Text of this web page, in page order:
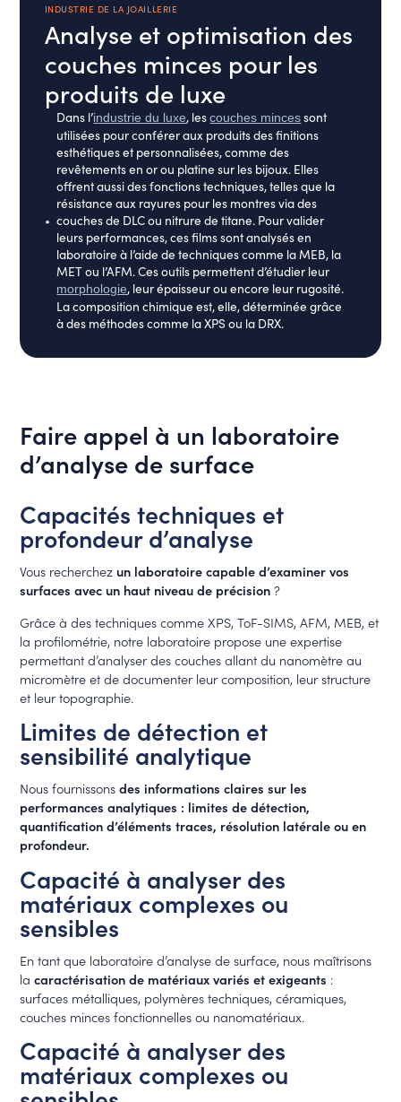
INDUSTRIE DE LA JOAILLERIE
Analyse et optimisation des
couches minces pour les
produits de luxe
Dans l’industrie du luxe, lescouches minces sont
utilisées pour conférer aux produits des finitions
esthétiques et personnalisées, comme des
revêtements en or ou platine sur les bijoux. Elles
offrent aussi des fonctions techniques, telles que la
résistance aux rayures pour les montres via des
couches de DLC ou nitrure de titane. Pour valider
leurs performances, ces films sont analysés en
laboratoire à l’aide de techniques comme la MEB, la
MET ou l’AFM. Ces outils permettent d’étudier leur
morphologie, leur épaisseur ou encore leur rugosité.
La composition chimique est, elle, déterminée grâce
à des méthodes comme la XPS ou la DRX.
Faire appel à un laboratoire
d’analyse de surface
Capacités techniques et
profondeur d’analyse
Vous recherchez un laboratoire capable d’examiner vos
surfaces avec un haut niveau de précision?
Grâce à des techniques comme XPS, ToF-SIMS, AFM, MEB, et
la profilométrie, notre laboratoire propose une expertise
permettant d’analyser des couches allant du nanomètre au
micromètre et de documenter leur composition, leur structure
et leur topographie.
Limites de détection et
sensibilité analytique
Nous fournissonsdes informations claires sur les
performances analytiques : limites de détection,
quantification d’éléments traces, résolution latérale ou en
profondeur.
Capacité à analyser des
matériaux complexes ou
sensibles
En tant que laboratoire d’analyse de surface, nous maîtrisons
lacaractérisation de matériaux variés et exigeants :
surfaces métalliques, polymères techniques, céramiques,
couches minces fonctionnelles ou nanomatériaux.
Capacité à analyser des
matériaux complexes ou